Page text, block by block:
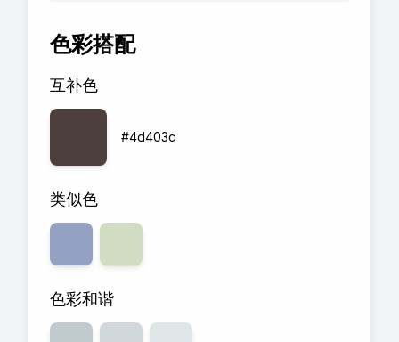
色彩搭配
互补色
#4d403c
类似色
色彩和谐
透明度 80
透明度